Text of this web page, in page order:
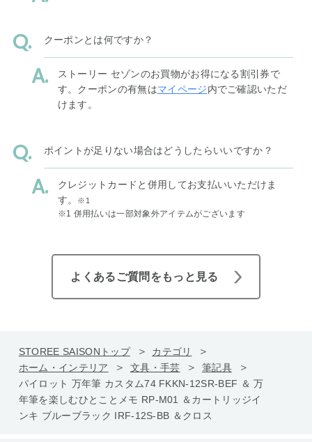
クーポンとは何ですか？
ストーリー セゾンのお買物がお得になる割引券で
す。クーポンの有無はマイページ内でご確認いただ
けます。
ポイントが足りない場合はどうしたらいいですか？
クレジットカードと併用してお支払いいただけま
す。
※1
※1 併用払いは一部対象外アイテムがございます
よくあるご質問をもっと見る
STOREE SAISONトップ
カテゴリ
ホーム・インテリア
文具・手芸
筆記具
パイロット 万年筆 カスタム74 FKKN-12SR-BEF ＆ 万
年筆を楽しむひとことメモ RP-M01 ＆カートリッジイ
ンキ ブルーブラック IRF-12S-BB ＆クロス